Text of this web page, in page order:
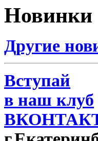
Новинки
Другие
Вступай
в наш клуб